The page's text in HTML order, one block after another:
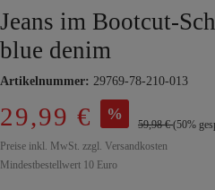
Jeans im Bootcut-
blue denim
Artikelnummer: 29769-78-210-013
29,99 € %
59,98 €(50%
Preise inkl. MwSt. zzgl. Versandkosten
Mindestbestellwert 10 Euro